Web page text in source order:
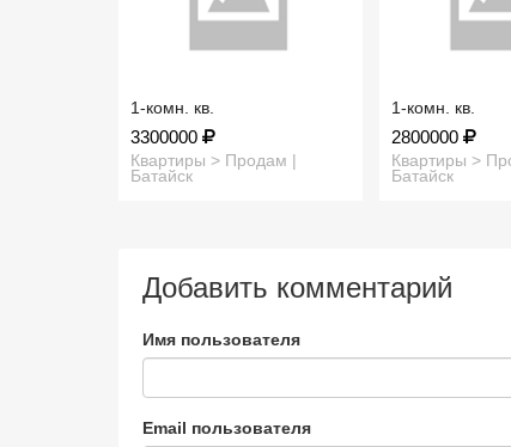
1-комн. кв.
3300000
Квартиры > Продам |
Батайск
1-комн. кв.
2800000
Квартиры >
Батайск
Добавить комментарий
Имя пользователя
Email пользователя